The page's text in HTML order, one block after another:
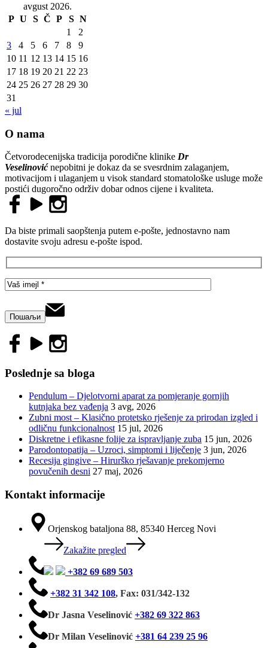
avgust 2026.
P U S Č P S N
1
2
3
4 5 6 7 8
9
10 11 12 13 14 15 16
17 18 19 20 21 22 23
24 25 26 27 28 29 30
31
« jul
O nama
Četvorodecenijska tradicija porodične klinike Dr
Veselinovićnepobitni je dokaz da se svesrdnim zalaganjem,
motivacijom i ulaganjem u visok standard stomatološke usluge može
postići dugoročno održiv dobar odnos cijene i kvaliteta.
Da biste primali saopštenja putem e-pošte, jednostavno nam
dostavite svoju adresu e-pošte ispod.
Poslednje sa bloga
Pendulum – Djelotvorni aparat za pomjeranje gornjih
kutnjaka bez vađenja 3 avg, 2026
Zubni most – Klasično protetsko rješenje za prirodan izgled i
odličnu funkcionalnost 15 jul, 2026
Diskretne i efikasne folije za ispravljanje zuba 15 jun, 2026
Parodontopatija – Uzroci, simptomi i liječenje 3 jun, 2026
Recesija gingive – Hirurško rješavanje prekomjerno
povučenih desni 27 maj, 2026
Kontakt informacije
Orjenskog bataljona 88, 85340 Herceg Novi
Zakažite pregled
+382 69 689 503
+382 31 342 108, Fax: 031/342-132
Dr Jasna Veselinović +382 69 322 863
Dr Milan Veselinović +381 64 239 25 96